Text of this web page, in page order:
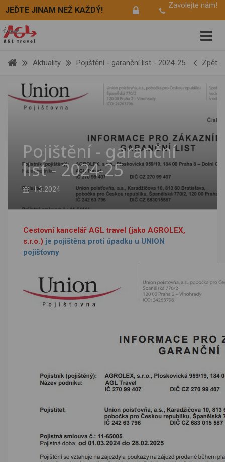
JEĎTE JINAM NEŽ KAŽDÝ! Zavolejte nám!
Aktuality Pojištění - garanční list - 2024-25 Zpět
Pojištění - garanční
list - 2024-25
1.3.2024
Cestovní kancelář AGL travel (jako AGROLEX,
s.r.o.) je pojištěna proti úpadku u UNION
pojišťovny